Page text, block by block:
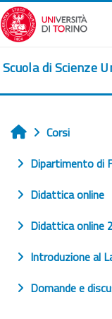
Vai al contenuto
Scuola di Scienze
Home
Corsi
Dipartimento di
Didattica online
Didattica online
Introduzione al
Domande e